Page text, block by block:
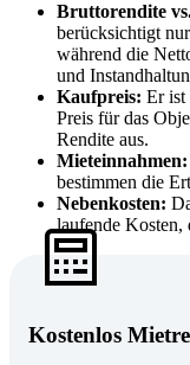
Bruttorendite
berücksichtigt
während die
und
Kaufpreis: Er ist
Preis für das
Rendite aus.
Mieteinnahmen:
bestimmen die
Nebenkosten:
laufende Kosten,
Kostenlos